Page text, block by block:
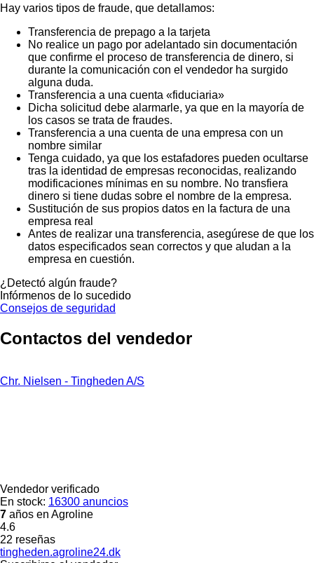
Hay varios tipos de fraude, que detallamos:
Transferencia de prepago a la tarjeta
No realice un pago por adelantado sin documentación
que confirme el proceso de transferencia de dinero, si
durante la comunicación con el vendedor ha surgido
alguna duda.
Transferencia a una cuenta «fiduciaria»
Dicha solicitud debe alarmarle, ya que en la mayoría de
los casos se trata de fraudes.
Transferencia a una cuenta de una empresa con un
nombre similar
Tenga cuidado, ya que los estafadores pueden ocultarse
tras la identidad de empresas reconocidas, realizando
modificaciones mínimas en su nombre. No transfiera
dinero si tiene dudas sobre el nombre de la empresa.
Sustitución de sus propios datos en la factura de una
empresa real
Antes de realizar una transferencia, asegúrese de que los
datos especificados sean correctos y que aludan a la
empresa en cuestión.
¿Detectó algún fraude?
Infórmenos de lo sucedido
Consejos de seguridad
Contactos del vendedor
Chr. Nielsen - Tingheden A/S
Vendedor verificado
En stock: 16300 anuncios
7 años en Agroline
4.6
22 reseñas
tingheden.agroline24.dk